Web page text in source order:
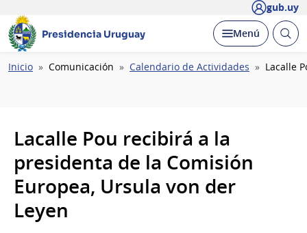
gub.uy
Presidencia Uruguay Desplegar
Menú Abrir
Ruta
Inicio Comunicación Calendario de Actividades Lacalle
Lacalle Pou recibirá a la
presidenta de la Comisión
Europea, Ursula von der
Leyen